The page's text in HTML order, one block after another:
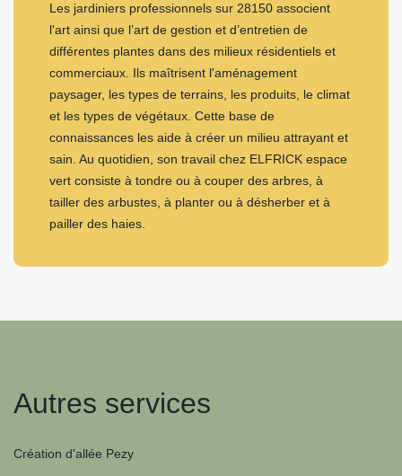
Les jardiniers professionnels sur 28150 associent
l'art ainsi que l’art de gestion et d’entretien de
différentes plantes dans des milieux résidentiels et
commerciaux. Ils maîtrisent l'aménagement
paysager, les types de terrains, les produits, le climat
et les types de végétaux. Cette base de
connaissances les aide à créer un milieu attrayant et
sain. Au quotidien, son travail chez ELFRICK espace
vert consiste à tondre ou à couper des arbres, à
tailler des arbustes, à planter ou à désherber et à
pailler des haies.
Autres services
Création d'allée Pezy